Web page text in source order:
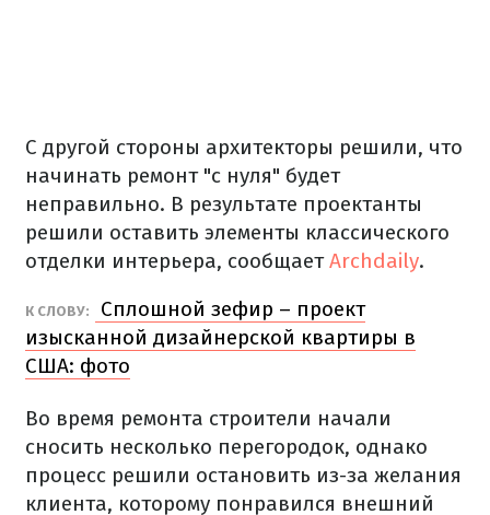
С другой стороны архитекторы решили, что
начинать ремонт "с нуля" будет
неправильно. В результате проектанты
решили оставить элементы классического
отделки интерьера, сообщаетArchdaily.
К СЛОВУ:
Сплошной зефир – проект
изысканной дизайнерской квартиры в
США: фото
Во время ремонта строители начали
сносить несколько перегородок, однако
процесс решили остановить из-за желания
клиента, которому понравился внешний